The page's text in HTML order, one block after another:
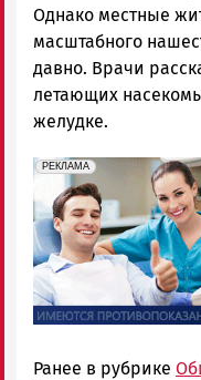
Однако местные
масштабного
давно. Врачи
летающих
желудке.
erid: 2SDnjdpiKp6
РЕКЛАМА
Реклама
Ранее в рубрике